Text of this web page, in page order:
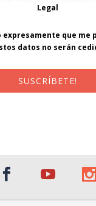
Legal
expresamente que me
datos no serán
SUSCRÍBETE!